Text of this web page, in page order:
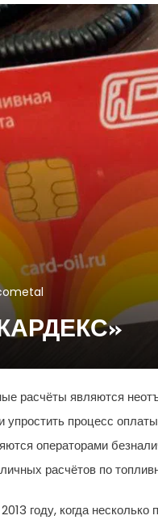
расчёты являются
упростить процесс
операторами
расчётов по
году, когда